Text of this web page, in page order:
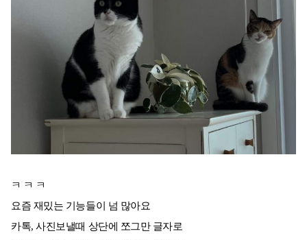
ㅋ ㅋ ㅋ
요즘 재밌는 기능들이 넘 많아요
카톡, 사진보낼때 상단에 쪼그만 글자로